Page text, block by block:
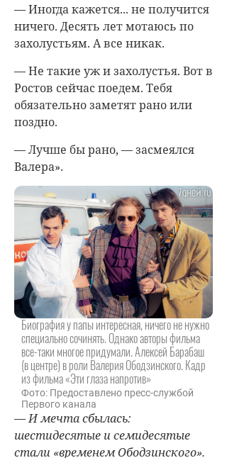
— Иногда кажется... не получится
ничего. Десять лет мотаюсь по
захолустьям. А все никак.
— Не такие уж и захолустья. Вот в
Ростов сейчас поедем. Тебя
обязательно заметят рано или
поздно.
— Лучше бы рано, — засмеялся
Валера».
Биография у папы интересная, ничего не нужно
специально сочинять. Однако авторы фильма
все-таки многое придумали. Алексей Барабаш
(в центре) в роли Валерия Ободзинского. Кадр
из фильма «Эти глаза напротив»
Фото: Предоставлено пресс-службой
Первого канала
— И мечта сбылась:
шестидесятые и семидесятые
стали «временем Ободзинского».